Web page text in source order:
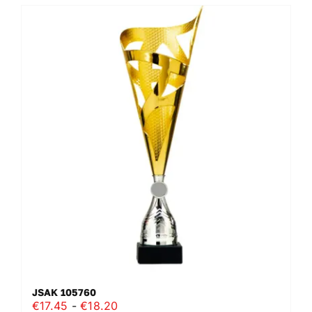
JSAK 105760
€17.45 - €18.20Prijsklasse: